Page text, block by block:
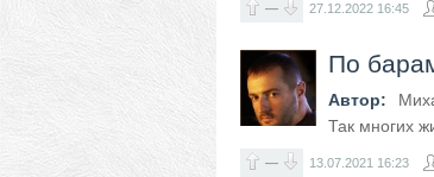
— 27.12.2022 16:45
По
Автор:
Так многих
— 13.07.2021 16:23